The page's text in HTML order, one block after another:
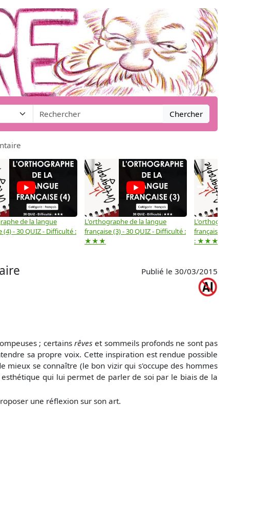
Chercher
de la langue
(4) - 30 QUIZ - Difficulté :
L'orthographe de la langue
française (3) - 30 QUIZ - Difficulté :
★★★
L'orthographe de la langue
française (2) -( 20 QUIZ -
: ★★★
→
Publié le 30/03/2015
; certainsrêveset sommeils profonds ne sont pas
sa propre voix. Cette inspiration est rendue possible
se connaître (le bon vizir qui s'occupe des hommes
qui lui permet de parler de soi par le biais de la
une réflexion sur son art.